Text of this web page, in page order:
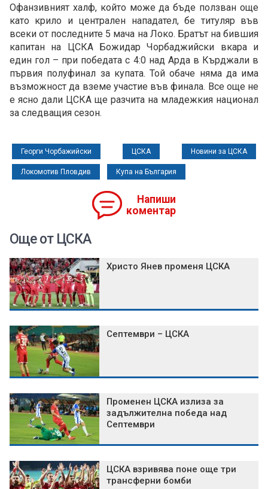
Офанзивният халф, който може да бъде ползван още
като крило и централен нападател, бе титуляр във
всеки от последните 5 мача на Локо. Братът на бившия
капитан на ЦСКА Божидар Чорбаджийски вкара и
един гол – при победата с 4:0 над Арда в Кърджали в
първия полуфинал за купата. Той обаче няма да има
възможност да вземе участие във финала. Все още не
е ясно дали ЦСКА ще разчита на младежкия национал
за следващия сезон.
Георги Чорбажийски ЦСКА Новини за ЦСКА
Локомотив Пловдив Купа на България
Напиши
коментар
Още от ЦСКА
Христо Янев променя ЦСКА
Септември – ЦСКА
Променен ЦСКА излиза за
задължителна победа над
Септември
ЦСКА взривява поне още три
трансферни бомби